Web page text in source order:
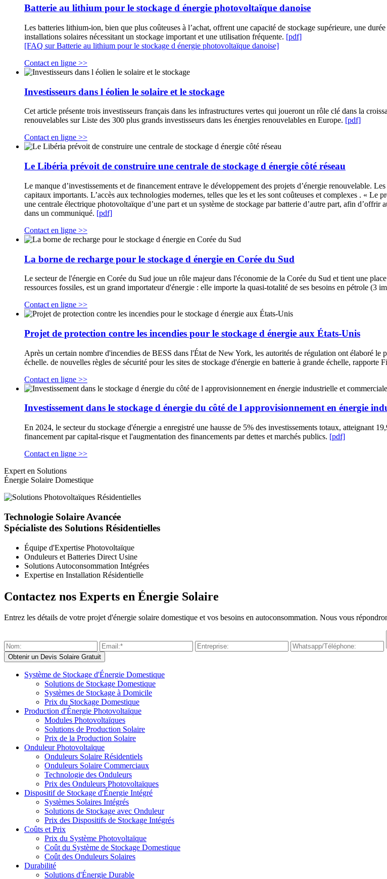
Batterie au lithium pour le stockage d énergie photovoltaïque danoise
Les batteries lithium-ion, bien que plus coûteuses à l’achat, offrent une capacité de stockage supérieure, une
installations solaires nécessitant un stockage important et une utilisation fréquente. [pdf]
[FAQ sur Batterie au lithium pour le stockage d énergie photovoltaïque danoise]
Contact en ligne >>
Investisseurs dans l éolien le solaire et le stockage
Cet article présente trois investisseurs français dans les infrastructures vertes qui joueront un rôle clé dans la
renouvelables sur Liste des 300 plus grands investisseurs dans les énergies renouvelables en Europe. [pdf]
Contact en ligne >>
Le Libéria prévoit de construire une centrale de stockage d énergie côté réseau
Le manque d’investissements et de financement entrave le développement des projets d’énergie renouvelable.
capitaux importants. L’accès aux technologies modernes, telles que les et les sont coûteuses et complexes . «
une centrale électrique photovoltaïque d’une part et un système de stockage par batterie d’autre part, afin
dans un communiqué. [pdf]
Contact en ligne >>
La borne de recharge pour le stockage d énergie en Corée du Sud
Le secteur de l'énergie en Corée du Sud joue un rôle majeur dans l'économie de la Corée du Sud et tient une
ressources fossiles, est un grand importateur d'énergie : elle importe la quasi-totalité de ses besoins en pétrole (3
Contact en ligne >>
Projet de protection contre les incendies pour le stockage d énergie aux États-Unis
Après un certain nombre d'incendies de BESS dans l'État de New York, les autorités de régulation ont élaboré le
échelle. de nouvelles règles de sécurité pour les sites de stockage d'énergie en batterie à grande échelle, rapporte
Contact en ligne >>
Investissement dans le stockage d énergie du côté de l approvisionnement en énergie
En 2024, le secteur du stockage d'énergie a enregistré une hausse de 5% des investissements totaux, atteignant
financement par capital-risque et l'augmentation des financements par dettes et marchés publics. [pdf]
Contact en ligne >>
Expert en Solutions
Énergie Solaire Domestique
Technologie Solaire Avancée
Spécialiste des Solutions Résidentielles
Équipe d'Expertise Photovoltaïque
Onduleurs et Batteries Direct Usine
Solutions Autoconsommation Intégrées
Expertise en Installation Résidentielle
Contactez nos Experts en Énergie Solaire
Entrez les détails de votre projet d'énergie solaire domestique et vos besoins en autoconsommation. Nous vous
Système de Stockage d'Énergie Domestique
Solutions de Stockage Domestique
Systèmes de Stockage à Domicile
Prix du Stockage Domestique
Production d'Énergie Photovoltaïque
Modules Photovoltaïques
Solutions de Production Solaire
Prix de la Production Solaire
Onduleur Photovoltaïque
Onduleurs Solaire Résidentiels
Onduleurs Solaire Commerciaux
Technologie des Onduleurs
Prix des Onduleurs Photovoltaïques
Dispositif de Stockage d'Énergie Intégré
Systèmes Solaires Intégrés
Solutions de Stockage avec Onduleur
Prix des Dispositifs de Stockage Intégrés
Coûts et Prix
Prix du Système Photovoltaïque
Coût du Système de Stockage Domestique
Coût des Onduleurs Solaires
Durabilité
Solutions d'Énergie Durable